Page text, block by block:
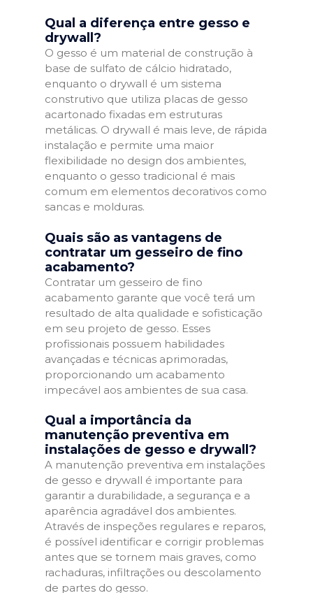
Qual a diferença entre gesso e
drywall?
O gesso é um material de construção à
base de sulfato de cálcio hidratado,
enquanto o drywall é um sistema
construtivo que utiliza placas de gesso
acartonado fixadas em estruturas
metálicas. O drywall é mais leve, de rápida
instalação e permite uma maior
flexibilidade no design dos ambientes,
enquanto o gesso tradicional é mais
comum em elementos decorativos como
sancas e molduras.
Quais são as vantagens de
contratar um gesseiro de fino
acabamento?
Contratar um gesseiro de fino
acabamento garante que você terá um
resultado de alta qualidade e sofisticação
em seu projeto de gesso. Esses
profissionais possuem habilidades
avançadas e técnicas aprimoradas,
proporcionando um acabamento
impecável aos ambientes de sua casa.
Qual a importância da
manutenção preventiva em
instalações de gesso e drywall?
A manutenção preventiva em instalações
de gesso e drywall é importante para
garantir a durabilidade, a segurança e a
aparência agradável dos ambientes.
Através de inspeções regulares e reparos,
é possível identificar e corrigir problemas
antes que se tornem mais graves, como
rachaduras, infiltrações ou descolamento
de partes do gesso.